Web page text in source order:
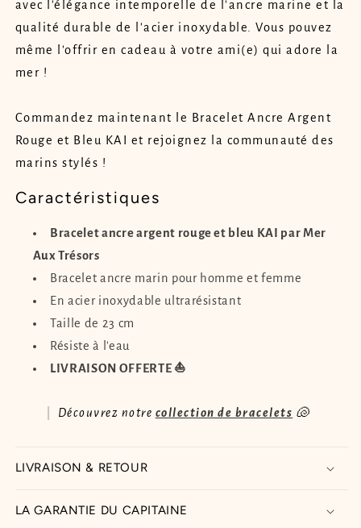
avec l'élégance intemporelle de l'ancre marine et la
qualité durable de l'acier inoxydable. Vous pouvez
même l'offrir en cadeau à votre ami(e) qui adore la
mer !
Commandez maintenant le Bracelet Ancre Argent
Rouge et Bleu KAI et rejoignez la communauté des
marins stylés !
Caractéristiques
Bracelet ancre argent rouge et bleu KAI par Mer
Aux Trésors
Bracelet ancre marin pour homme et femme
En acier inoxydable ultrarésistant
Taille de 23 cm
Résiste à l'eau
LIVRAISON OFFERTE ⛵
Découvrez notre collection de bracelets 🐚
LIVRAISON & RETOUR
LA GARANTIE DU CAPITAINE